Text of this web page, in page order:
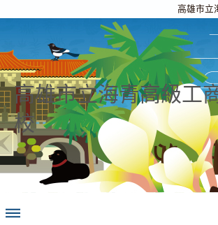
高雄市立
高雄市立海青高級工
校